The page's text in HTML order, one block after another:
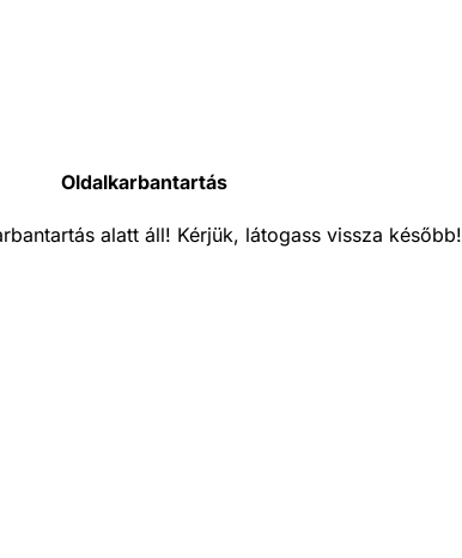
Oldalkarbantartás
alatt áll! Kérjük, látogass vissza később!